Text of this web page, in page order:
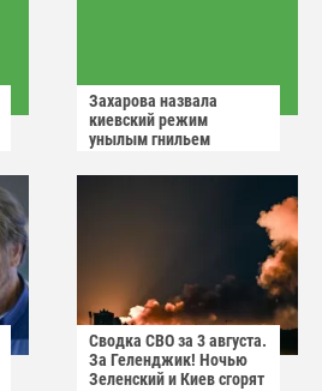
Захарова назвала
киевский режим
унылым гнильем
Сводка СВО за 3 августа.
За Геленджик! Ночью
Зеленский и Киев сгорят